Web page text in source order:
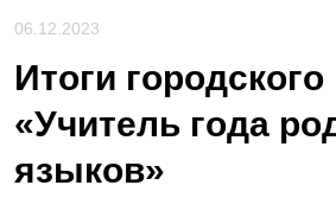
06.12.2023
Итоги городского
«Учитель года
языков»